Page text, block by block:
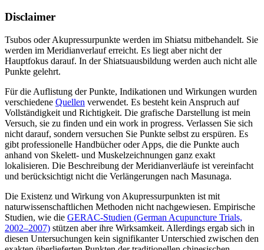
Disclaimer
Tsubos oder Akupressurpunkte werden im Shiatsu mitbehandelt. Sie
werden im Meridianverlauf erreicht. Es liegt aber nicht der
Hauptfokus darauf. In der Shiatsuausbildung werden auch nicht alle
Punkte gelehrt.
Für die Auflistung der Punkte, Indikationen und Wirkungen wurden
verschiedene Quellen verwendet. Es besteht kein Anspruch auf
Vollständigkeit und Richtigkeit. Die grafische Darstellung ist mein
Versuch, sie zu finden und ein work in progress. Verlassen Sie sich
nicht darauf, sondern versuchen Sie Punkte selbst zu erspüren. Es
gibt professionelle Handbücher oder Apps, die die Punkte auch
anhand von Skelett- und Muskelzeichnungen ganz exakt
lokalisieren. Die Beschreibung der Meridianverläufe ist vereinfacht
und berücksichtigt nicht die Verlängerungen nach Masunaga.
Die Existenz und Wirkung von Akupressurpunkten ist mit
naturwissenschaftlichen Methoden nicht nachgewiesen. Empirische
Studien, wie die GERAC-Studien (German Acupuncture Trials,
2002–2007) stützen aber ihre Wirksamkeit. Allerdings ergab sich in
diesen Untersuchungen kein signifikanter Unterschied zwischen den